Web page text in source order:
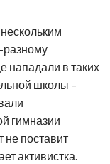
нападали в таких
школы –
гимназии
не поставит
активистка.